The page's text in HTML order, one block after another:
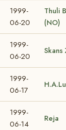
1999-
06-20
Thuli
(NO)
1999-
06-20
Skans
1999-
06-17
1999-
06-14
Reja